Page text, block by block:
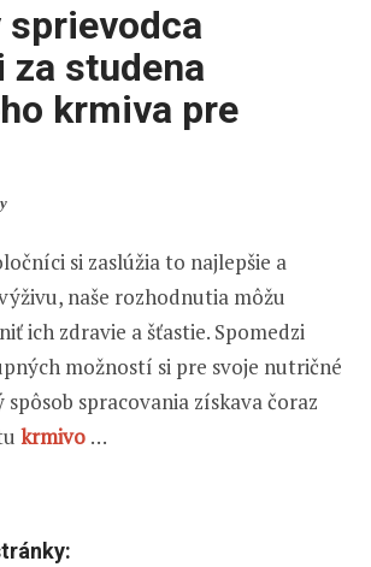
sprievodca
za studena
krmiva pre
si zaslúžia to najlepšie a
naše rozhodnutia môžu
ich zdravie a šťastie. Spomedzi
možností si pre svoje nutričné
spracovania získava čoraz
krmivo …